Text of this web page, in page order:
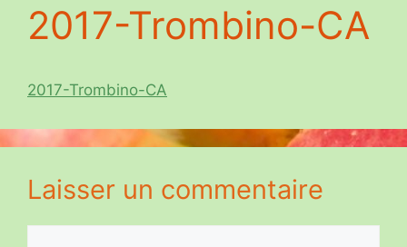
2017-Trombino-CA
2017-Trombino-CA
Laisser un commentaire